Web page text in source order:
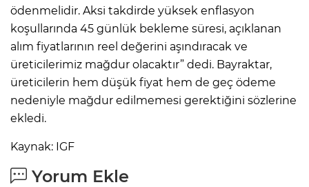
ödenmelidir. Aksi takdirde yüksek enflasyon
koşullarında 45 günlük bekleme süresi, açıklanan
alım fiyatlarının reel değerini aşındıracak ve
üreticilerimiz mağdur olacaktır” dedi. Bayraktar,
üreticilerin hem düşük fiyat hem de geç ödeme
nedeniyle mağdur edilmemesi gerektiğini sözlerine
ekledi.
Kaynak: IGF
Yorum Ekle